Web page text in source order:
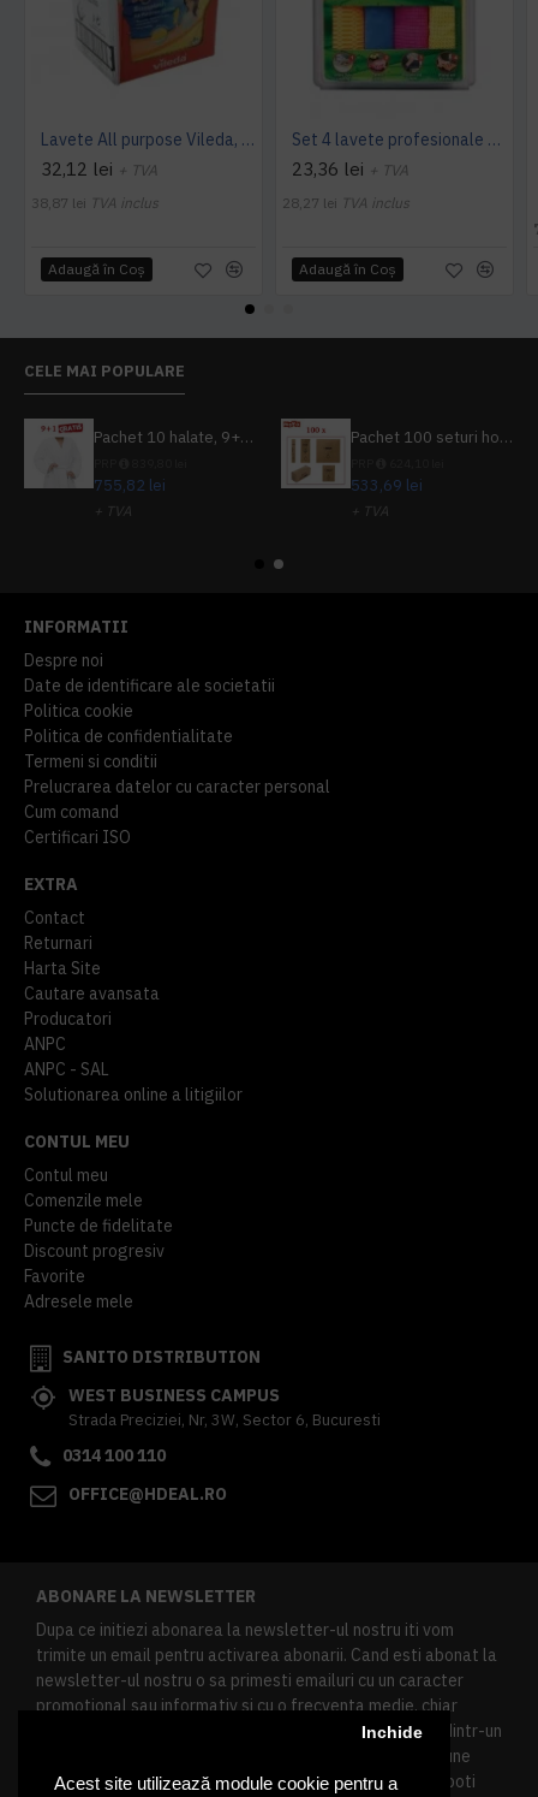
Acest site utilizează module cookie pentru a
Inchide
Lavete All purpose Vileda, 38 x 40 cm, 10 buc. / pachet
32,12 lei + TVA
38,87 lei TVA inclus
Adaugă în Coş
Set 4 lavete profesionale din microfibre Sano Sushi
23,36 lei + TVA
28,27 lei TVA inclus
Adaugă în Coş
CELE MAI POPULARE
Pachet 10 halate, 9+1 gratuit
755,82 lei
+ TVA
Pachet 100 seturi hoteliere, set dentar, set barbierit, casca de dus, pila unghii, set cusut
533,69 lei
+ TVA
INFORMATII
Despre noi
Date de identificare ale societatii
Politica cookie
Politica de confidentialitate
Termeni si conditii
Prelucrarea datelor cu caracter personal
Cum comand
Certificari ISO
EXTRA
Contact
Returnari
Harta Site
Cautare avansata
Producatori
ANPC
ANPC - SAL
Solutionarea online a litigiilor
CONTUL MEU
Contul meu
Comenzile mele
Puncte de fidelitate
Discount progresiv
Favorite
Adresele mele
SANITO DISTRIBUTION
WEST BUSINESS CAMPUS
Strada Preciziei, Nr, 3W, Sector 6, Bucuresti
0314 100 110
OFFICE@HDEAL.RO
ABONARE LA NEWSLETTER
Dupa ce initiezi abonarea la newsletter-ul nostru iti vom
trimite un email pentru activarea abonarii. Cand esti abonat la
newsletter-ul nostru o sa primesti emailuri cu un caracter
promotional sau informativ si cu o frecventa medie, chiar
redusa. Daca doresti sa te dezabonezi poti urma linkul dintr-un
newsletter primit, daca esti client inregistrat ai o sectiune
speciala in contul tau in acest scop, si de asemenea ne poti